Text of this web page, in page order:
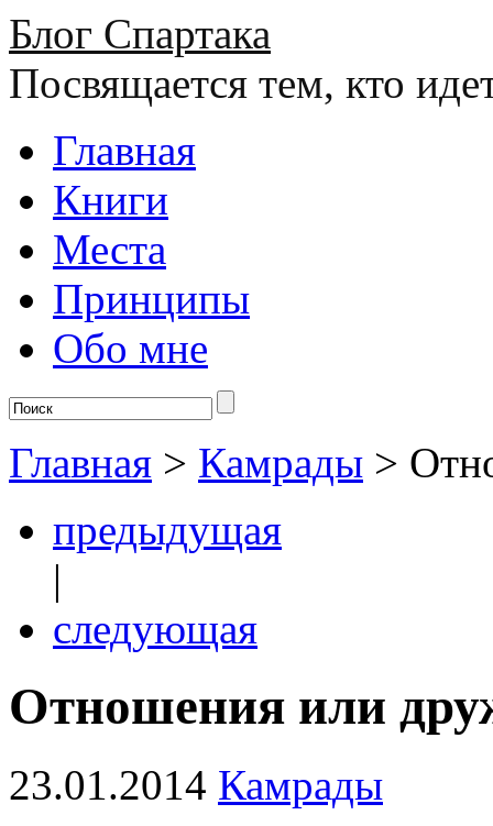
Блог Спартака
Посвящается тем, кто
Главная
Книги
Места
Принципы
Обо мне
Главная > Камрады >
предыдущая
|
следующая
Отношения или
23.01.2014 Камрады